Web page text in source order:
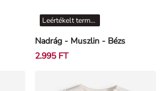
Nadrág - Muszlin - Bézs
Leértékelt termékek
2.995 FT